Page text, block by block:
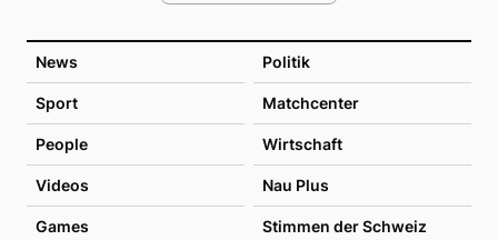
News Politik
Sport Matchcenter
People Wirtschaft
Videos Nau Plus
Games Stimmen der Schweiz